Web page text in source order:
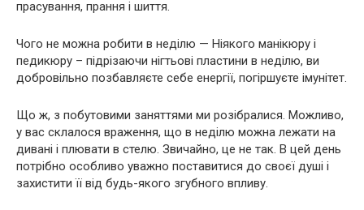
прасування, прання і шиття.
Чого не можна робити в неділю — Ніякого манікюру і
педикюру – підрізаючи нігтьові пластини в неділю, ви
добровільно позбавляєте себе енергії, погіршуєте імунітет.
Що ж, з побутовими заняттями ми розібралися. Можливо,
у вас склалося враження, що в неділю можна лежати на
дивані і плювати в стелю. Звичайно, це не так. В цей день
потрібно особливо уважно поставитися до своєї душі і
захистити її від будь-якого згубного впливу.